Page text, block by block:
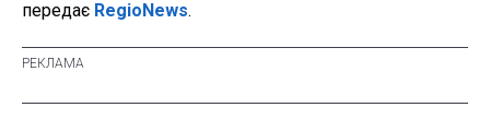
передає RegioNews.